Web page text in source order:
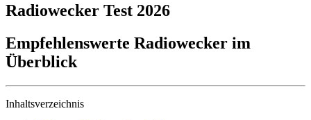
Radiowecker Test 2026
Empfehlenswerte Radiowecker im
Überblick
Inhaltsverzeichnis